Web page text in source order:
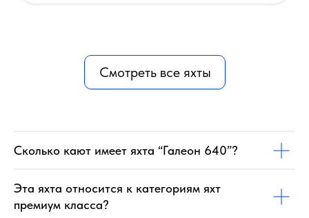
Смотреть все яхты
Сколько кают имеет яхта “Галеон 640”?
Эта яхта относится к категориям яхт
премиум класса?